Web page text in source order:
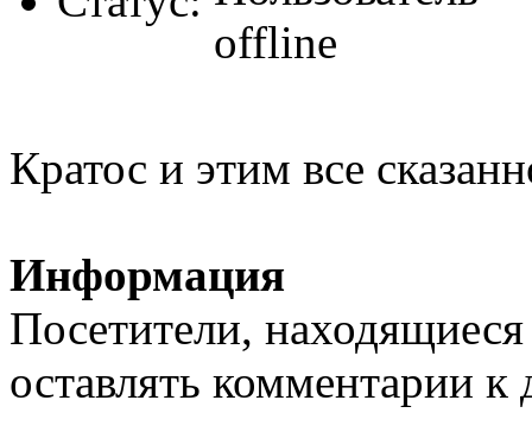
Кратос и этим все
Информация
Посетители,
оставлять комментарии